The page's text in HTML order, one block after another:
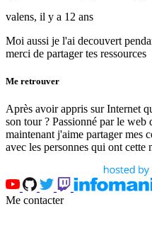
valens, il y a 12 ans
Moi aussi je l'ai decouvert
merci de partager tes ressources
Me retrouver
Après avoir appris sur Internet
son tour ? Passionné par le web
maintenant j'aime partager mes
avec les personnes qui ont cette
Me contacter